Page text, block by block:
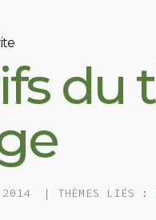
du
| THÈMES LIÉS :